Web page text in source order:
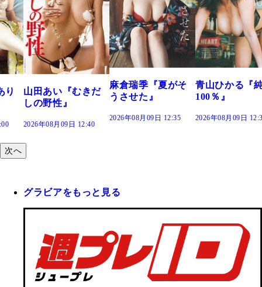
山田あい『むきだ
しの野性』
2026年08月09日 12:40
麻倉瑞季『夏がそ
うさせた』
2026年08月09日 12:35
青山ひかる『
100％』
2026年08月09日
り
次へ
グラビアをもっと見る